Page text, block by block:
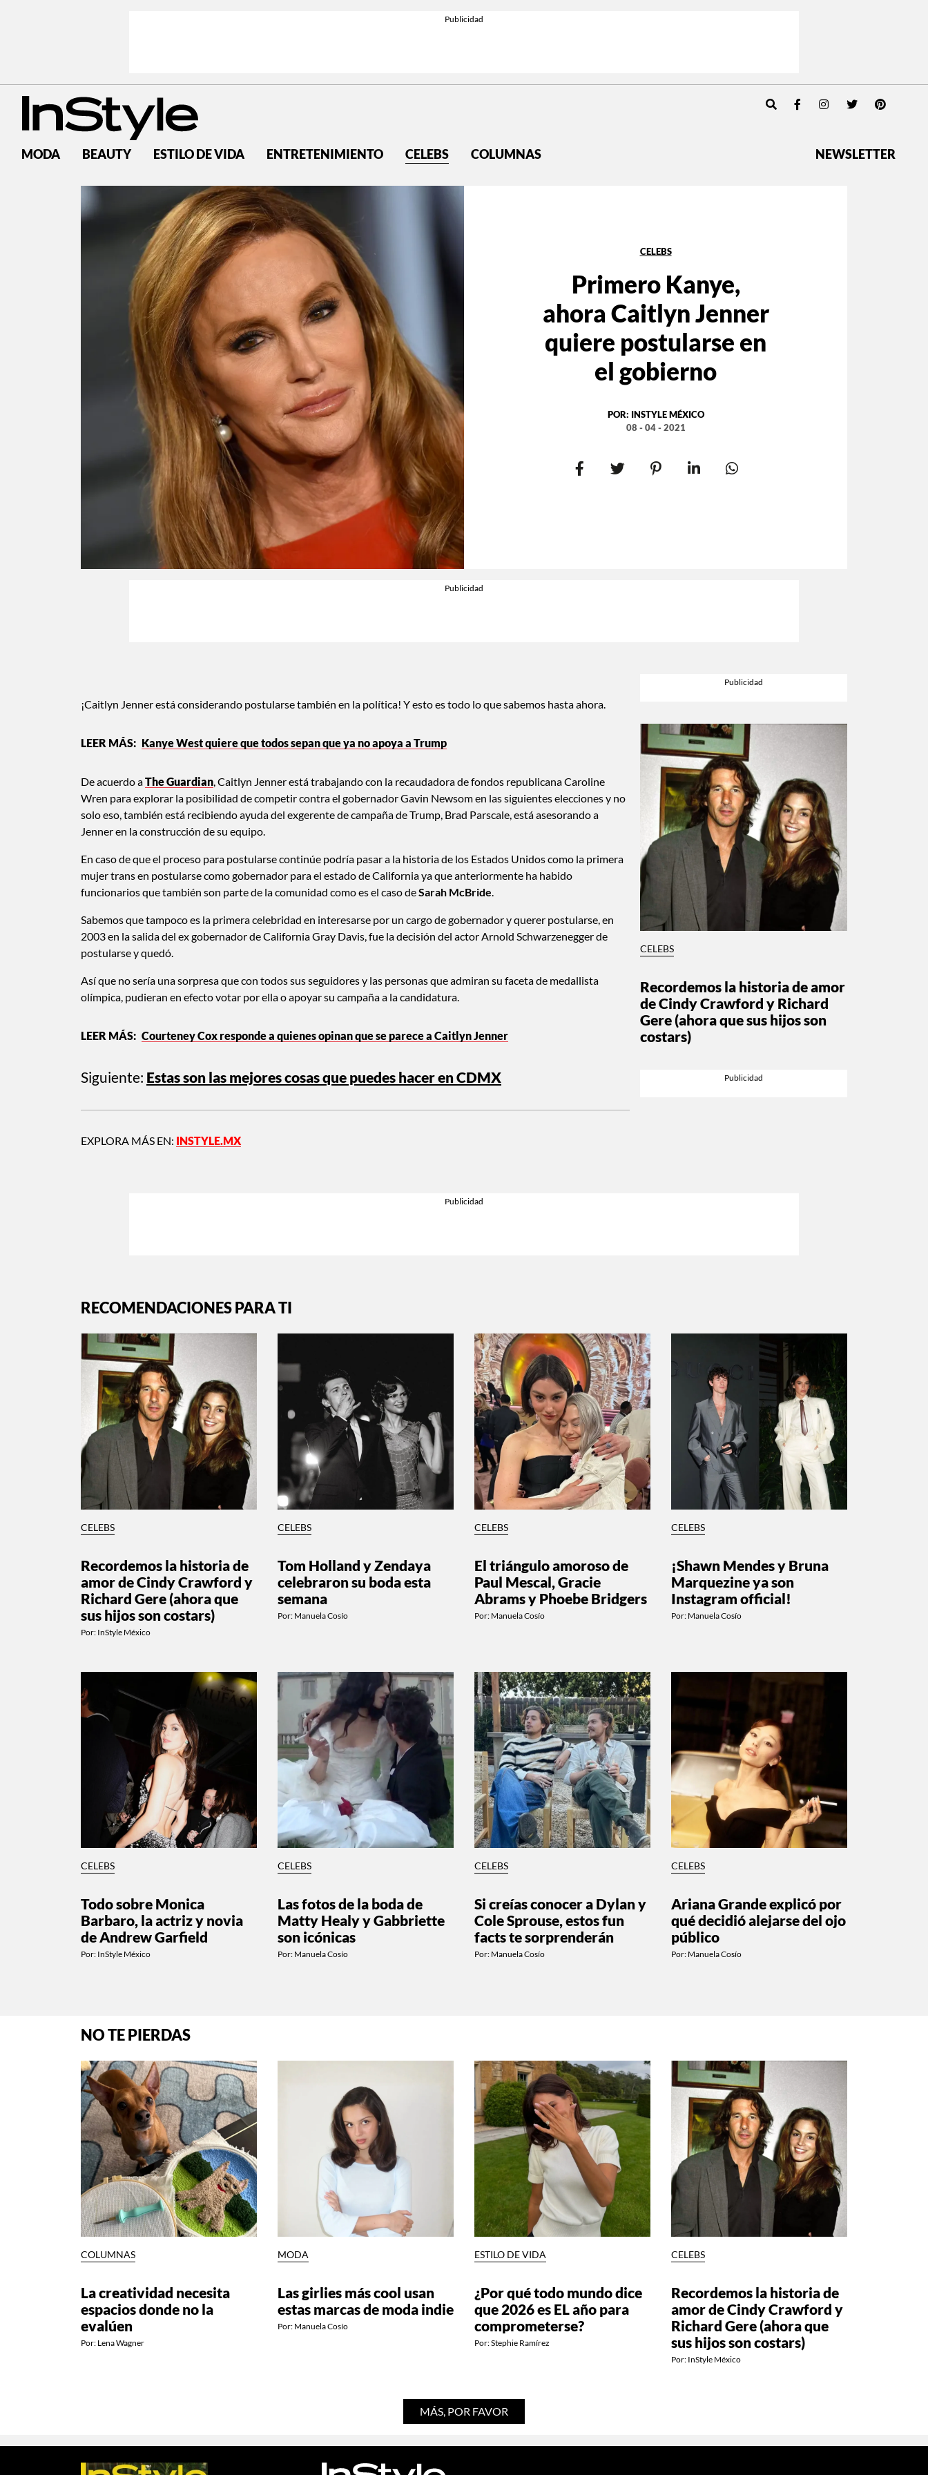
MODA BEAUTY ESTILO DE VIDA ENTRETENIMIENTO CELEBS COLUMNAS NEWSLETTER
CELEBS
Primero Kanye,
ahora Caitlyn Jenner
quiere postularse en
el gobierno
POR: INSTYLE MÉXICO
08 - 04 - 2021
¡Caitlyn Jenner está considerando postularse también en la política! Y esto es todo lo que sabemos hasta ahora.
Kanye West quiere que todos sepan que ya no apoya a Trump
De acuerdo aThe Guardian , Caitlyn Jenner está trabajando con la recaudadora de fondos republicana Caroline
Wren para explorar la posibilidad de competir contra el gobernador Gavin Newsom en las siguientes elecciones y no
solo eso, también está recibiendo ayuda del exgerente de campaña de Trump, Brad Parscale, está asesorando a
Jenner en la construcción de su equipo.
En caso de que el proceso para postularse continúe podría pasar a la historia de los Estados Unidos como la primera
mujer trans en postularse como gobernador para el estado de California ya que anteriormente ha habido
funcionarios que también son parte de la comunidad como es el caso deSarah McBride
Sabemos que tampoco es la primera celebridad en interesarse por un cargo de gobernador y querer postularse, en
2003 en la salida del ex gobernador de California Gray Davis, fue la decisión del actor Arnold Schwarzenegger de
postularse y quedó.
Así que no sería una sorpresa que con todos sus seguidores y las personas que admiran su faceta de medallista
olímpica, pudieran en efecto votar por ella o apoyar su campaña a la candidatura.
Courteney Cox responde a quienes opinan que se parece a Caitlyn Jenner
Siguiente: Estas son las mejores cosas que puedes hacer en CDMX
EXPLORA MÁS EN: INSTYLE.MX
CELEBS
Recordemos la historia de amor
de Cindy Crawford y Richard
Gere (ahora que sus hijos son
costars)
RECOMENDACIONES PARA TI
CELEBS
Recordemos la historia de
amor de Cindy Crawford y
Richard Gere (ahora que
sus hijos son costars)
Por: InStyle México
CELEBS
Tom Holland y Zendaya
celebraron su boda esta
semana
Por: Manuela Cosío
CELEBS
El triángulo amoroso de
Paul Mescal, Gracie
Abrams y Phoebe Bridgers
Por: Manuela Cosío
CELEBS
¡Shawn Mendes y Bruna
Marquezine ya son
Instagram official!
Por: Manuela Cosío
CELEBS
Todo sobre Monica
Barbaro, la actriz y novia
de Andrew Garfield
Por: InStyle México
CELEBS
Las fotos de la boda de
Matty Healy y Gabbriette
son icónicas
Por: Manuela Cosío
CELEBS
Si creías conocer a Dylan y
Cole Sprouse, estos fun
facts te sorprenderán
Por: Manuela Cosío
CELEBS
Ariana Grande explicó por
qué decidió alejarse del ojo
público
Por: Manuela Cosío
NO TE PIERDAS
COLUMNAS
La creatividad necesita
espacios donde no la
evalúen
Por: Lena Wagner
MODA
Las girlies más cool usan
estas marcas de moda indie
Por: Manuela Cosío
ESTILO DE VIDA
¿Por qué todo mundo dice
que 2026 es EL año para
comprometerse?
Por:Stephie Ramírez
CELEBS
Recordemos la historia de
amor de Cindy Crawford y
Richard Gere (ahora que
sus hijos son costars)
Por: InStyle México
MÁS, POR FAVOR